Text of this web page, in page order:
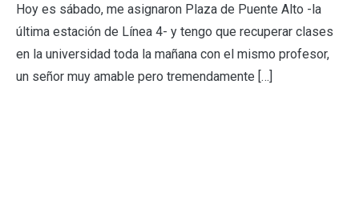
Hoy es sábado, me asignaron Plaza de Puente Alto -la
última estación de Línea 4- y tengo que recuperar clases
en la universidad toda la mañana con el mismo profesor,
un señor muy amable pero tremendamente […]